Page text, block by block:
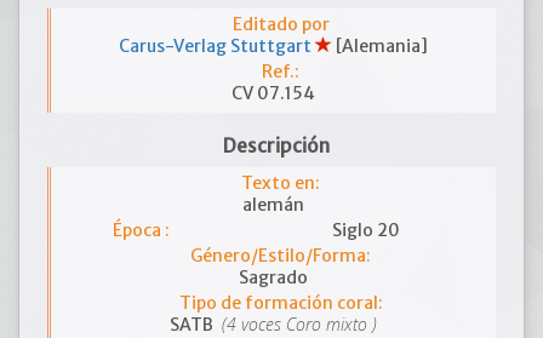
Editado por
Carus-Verlag Stuttgart
[Alemania]
Ref.:
CV 07.154
Descripción
Texto en:
alemán
Época :
Siglo 20
Género/Estilo/Forma:
Sagrado
Tipo de formación coral:
SATB (4 voces Coro mixto )